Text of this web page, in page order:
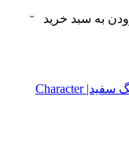
به سبد خرید
مداد چشم ضد آب فبیولس از برند کرکتر رنگ سفید| Character